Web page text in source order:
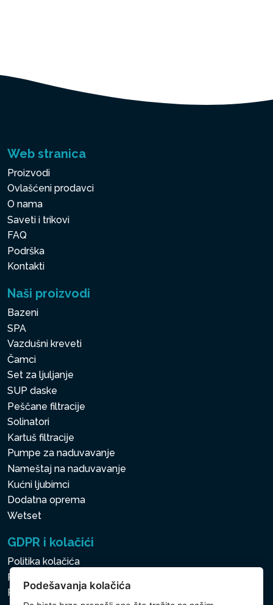
Web stranica
Proizvodi
Ovlašćeni prodavci
O nama
Saveti i trikovi
FAQ
Podrška
Kontakti
Naši proizvodi
Bazeni
SPA
Vazdušni kreveti
Čamci
Set za ljuljanje
SUP daske
Peščane filtracije
Solinatori
Kartuš filtracije
Pumpe za naduvavanje
Nameštaj na naduvavanje
Kućni ljubimci
Dodatna oprema
Wetset
GDPR i kolačići
Politika kolačića
Politika zaštite ličnih i drugih obrađivanih podataka
Politika kolačića
Podešavanja kolačića